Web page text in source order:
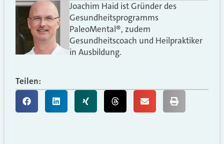
Joachim Haid ist Gründer des
Gesundheitsprogramms
PaleoMental®, zudem
Gesundheitscoach und Heilpraktiker
in Ausbildung.
Teilen: